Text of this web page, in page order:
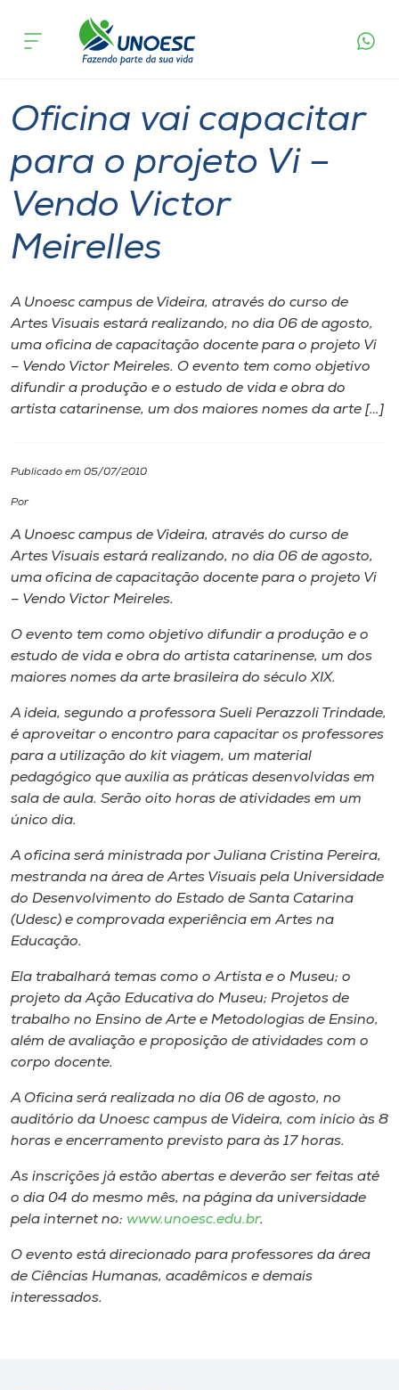
Cursos
Atendimento ao Estudante
Portal de Ensino
A
Internacionalização
Cultura
CPA
Biblioteca
Rádio
Museu
Unoesc
Store
Selecione
o idioma
A+
acontece
Oficina vai capacitar
para o projeto Vi –
Vendo Victor
Meirelles
A Unoesc campus de Videira, através do curso de
Artes Visuais estará realizando, no dia 06 de agosto,
uma oficina de capacitação docente para o projeto Vi
– Vendo Victor Meireles. O evento tem como objetivo
difundir a produção e o estudo de vida e obra do
artista catarinense, um dos maiores nomes da arte […]
Publicado em 05/07/2010
Por
A Unoesc campus de Videira, através do curso de
Artes Visuais estará realizando, no dia 06 de agosto,
uma oficina de capacitação docente para o projeto Vi
– Vendo Victor Meireles.
O evento tem como objetivo difundir a produção e o
estudo de vida e obra do artista catarinense, um dos
maiores nomes da arte brasileira do século XIX.
A ideia, segundo a professora Sueli Perazzoli Trindade,
é aproveitar o encontro para capacitar os professores
para a utilização do kit viagem, um material
pedagógico que auxilia as práticas desenvolvidas em
sala de aula. Serão oito horas de atividades em um
único dia.
A oficina será ministrada por Juliana Cristina Pereira,
mestranda na área de Artes Visuais pela Universidade
do Desenvolvimento do Estado de Santa Catarina
(Udesc) e comprovada experiência em Artes na
Educação.
Ela trabalhará temas como o Artista e o Museu; o
projeto da Ação Educativa do Museu; Projetos de
trabalho no Ensino de Arte e Metodologias de Ensino,
além de avaliação e proposição de atividades com o
corpo docente.
A Oficina será realizada no dia 06 de agosto, no
auditório da Unoesc campus de Videira, com início às 8
horas e encerramento previsto para às 17 horas.
As inscrições já estão abertas e deverão ser feitas até
o dia 04 do mesmo mês, na página da universidade
pela internet no: www.unoesc.edu.br.
O evento está direcionado para professores da área
de Ciências Humanas, acadêmicos e demais
interessados.